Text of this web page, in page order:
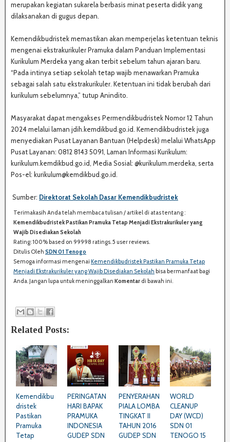
merupakan kegiatan sukarela berbasis minat peserta didik yang
dilaksanakan di gugus depan.
Kemendikbudristek memastikan akan memperjelas ketentuan teknis
mengenai ekstrakurikuler Pramuka dalam Panduan Implementasi
Kurikulum Merdeka yang akan terbit sebelum tahun ajaran baru.
“Pada intinya setiap sekolah tetap wajib menawarkan Pramuka
sebagai salah satu ekstrakurikuler. Ketentuan ini tidak berubah dari
kurikulum sebelumnya,” tutup Anindito.
Masyarakat dapat mengakses Permendikbudristek Nomor 12 Tahun
2024 melalui laman jdih.kemdikbud.go.id. Kemendikbudristek juga
menyediakan Pusat Layanan Bantuan (Helpdesk) melalui WhatsApp
Pusat Layanan: 0812 8143 5091, Laman Informasi Kurikulum:
kurikulum.kemdikbud.go.id, Media Sosial: @kurikulum.merdeka, serta
Pos-el: kurikulum@kemdikbud.go.id.
Sumber: Direktorat Sekolah Dasar Kemendikbudristek
Terimakasih Anda telah membaca tulisan / artikel di atas tentang :
Kemendikbudristek Pastikan Pramuka Tetap Menjadi Ekstrakurikuler yang
Wajib Disediakan Sekolah
Rating:100% based on 99998 ratings.5 user reviews.
Ditulis Oleh SDN 01 Tenogo
Semoga informasi mengenai Kemendikbudristek Pastikan Pramuka Tetap
Menjadi Ekstrakurikuler yang Wajib Disediakan Sekolah bisa bermanfaat bagi
Anda. Jangan lupa untuk meninggalkan Komentar di bawah ini.
Related Posts:
Kemendikbu
dristek
Pastikan
Pramuka
Tetap
PERINGATAN
HARI BAPAK
PRAMUKA
INDONESIA
GUDEP SDN
PENYERAHAN
PIALA LOMBA
TINGKAT II
TAHUN 2016
GUDEP SDN
WORLD
CLEANUP
DAY (WCD)
SDN 01
TENOGO 15